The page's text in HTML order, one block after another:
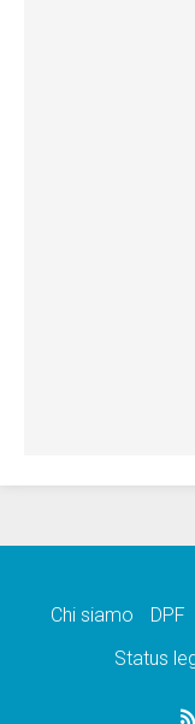
Chi siamo DPF
Status